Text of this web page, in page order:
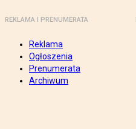
REKLAMA I PRENUMERATA
Reklama
Ogłoszenia
Prenumerata
Archiwum